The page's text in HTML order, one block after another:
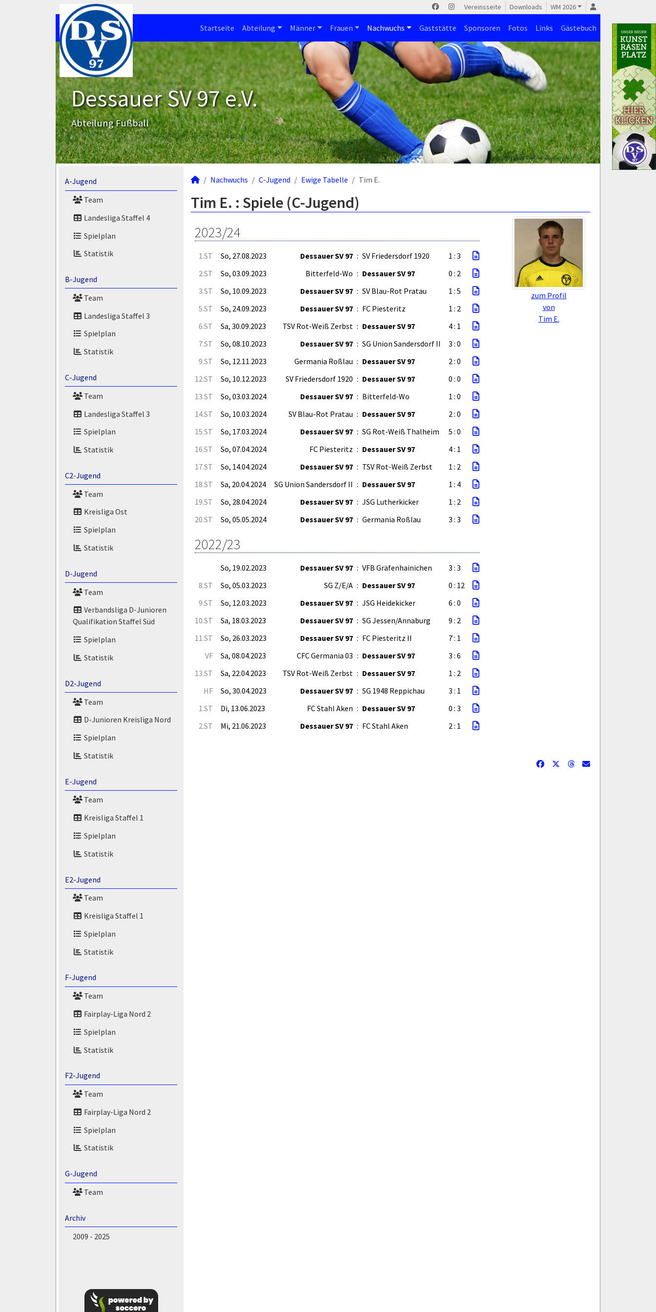
Vereinsseite Downloads WM 2026
Startseite Abteilung Männer Frauen Nachwuchs Gaststätte Sponsoren Fotos Links Gästebuch
Dessauer SV 97 e.V.
Abteilung Fußball
A-Jugend
Team
Landesliga Staffel 4
Spielplan
Statistik
B-Jugend
Team
Landesliga Staffel 3
Spielplan
Statistik
C-Jugend
Team
Landesliga Staffel 3
Spielplan
Statistik
C2-Jugend
Team
Kreisliga Ost
Spielplan
Statistik
D-Jugend
Team
Verbandsliga D-Junioren
Qualifikation Staffel Süd
Spielplan
Statistik
D2-Jugend
Team
D-Junioren Kreisliga Nord
Spielplan
Statistik
E-Jugend
Team
Kreisliga Staffel 1
Spielplan
Statistik
E2-Jugend
Team
Kreisliga Staffel 1
Spielplan
Statistik
F-Jugend
Team
Fairplay-Liga Nord 2
Spielplan
Statistik
F2-Jugend
Team
Fairplay-Liga Nord 2
Spielplan
Statistik
G-Jugend
Team
Archiv
2009 - 2025
Nachwuchs C-Jugend Ewige Tabelle Tim E.
Tim E. : Spiele (C-Jugend)
zum Profil
von
Tim E.
2023/24
1.ST So, 27.08.2023 Dessauer SV 97 : SV Friedersdorf 1920
1 : 3
2.ST
So, 03.09.2023 Bitterfeld-Wo : Dessauer SV 97
0 : 2
3.ST
So, 10.09.2023 Dessauer SV 97 : SV Blau-Rot Pratau
1 : 5
5.ST
So, 24.09.2023 Dessauer SV 97 : FC Piesteritz
1 : 2
6.ST
Sa, 30.09.2023 TSV Rot-Weiß Zerbst : Dessauer SV 97
4 : 1
7.ST
So, 08.10.2023 Dessauer SV 97 : SG Union Sandersdorf II
3 : 0
9.ST
So, 12.11.2023 Germania Roßlau : Dessauer SV 97
2 : 0
12.ST
So, 10.12.2023 SV Friedersdorf 1920 : Dessauer SV 97
0 : 0
13.ST
So, 03.03.2024 Dessauer SV 97 : Bitterfeld-Wo
1 : 0
14.ST
So, 10.03.2024 SV Blau-Rot Pratau : Dessauer SV 97
2 : 0
15.ST
So, 17.03.2024 Dessauer SV 97 : SG Rot-Weiß Thalheim
5 : 0
16.ST
So, 07.04.2024 FC Piesteritz : Dessauer SV 97
4 : 1
17.ST
So, 14.04.2024 Dessauer SV 97 : TSV Rot-Weiß Zerbst
1 : 2
18.ST
Sa, 20.04.2024 SG Union Sandersdorf II : Dessauer SV 97
1 : 4
19.ST
So, 28.04.2024 Dessauer SV 97 : JSG Lutherkicker
1 : 2
20.ST
So, 05.05.2024 Dessauer SV 97 : Germania Roßlau 3 : 3
2022/23
So, 19.02.2023 Dessauer SV 97 : VFB Gräfenhainichen
3 : 3
8.ST
So, 05.03.2023 SG Z/E/A : Dessauer SV 97
0 : 12
9.ST
So, 12.03.2023 Dessauer SV 97 : JSG Heidekicker
6 : 0
10.ST
Sa, 18.03.2023 Dessauer SV 97 : SG Jessen/Annaburg
9 : 2
11.ST
So, 26.03.2023 Dessauer SV 97 : FC Piesteritz II
7 : 1
VF
Sa, 08.04.2023 CFC Germania 03 : Dessauer SV 97
3 : 6
13.ST
Sa, 22.04.2023 TSV Rot-Weiß Zerbst : Dessauer SV 97
1 : 2
HF
So, 30.04.2023 Dessauer SV 97 : SG 1948 Reppichau
3 : 1
1.ST
Di, 13.06.2023 FC Stahl Aken : Dessauer SV 97
0 : 3
2.ST
Mi, 21.06.2023 Dessauer SV 97 : FC Stahl Aken 2 : 1